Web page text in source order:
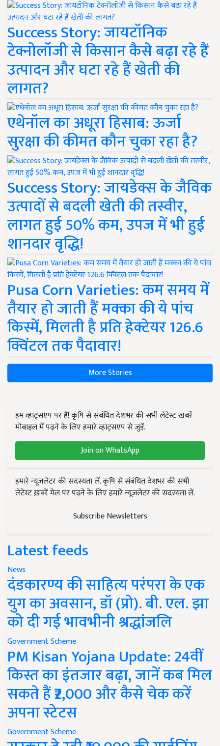
Success Story: जायटॉनिक
टेक्नोलॉजी से किसान कैसे बढ़ा रहे हैं
उत्पादन और घटा रहे हैं खेती की
लागत?
एथेनॉल का अधूरा हिसाब: ऊर्जा
सुरक्षा की कीमत कौन चुका रहा है?
Success Story: जायडेक्स के जैविक
उत्पादों से बदली खेती की तस्वीर,
लागत हुई 50% कम, उपज में भी हुई
शानदार वृद्धि!
Pusa Corn Varieties: कम समय में
तैयार हो जाती हैं मक्का की ये पांच
किस्में, मिलती है प्रति हेक्टेयर 126.6
क्विंटल तक पैदावार!
More Stories
हम व्हाट्सएप पर हैं! कृषि से संबंधित देशभर की सभी लेटेस्ट ख़बरें
मोबाइल में पढ़ने के लिए हमारे व्हाट्सएप से जुड़ें.
Join on WhatsApp
हमारे न्यूज़लेटर की सदस्यता लें. कृषि से संबंधित देशभर की सभी
लेटेस्ट ख़बरें मेल पर पढ़ने के लिए हमारे न्यूज़लेटर की सदस्यता लें.
Subscribe Newsletters
Latest feeds
News
दंडकारण्य की साहित्य परंपरा के एक
युग का अवसान, डॉ (प्रो). बी. एल. झा
को दी गई भावभीनी श्रद्धांजलि
Government Scheme
PM Kisan Yojana Update: 24वीं
किस्त का इंतजार बढ़ा, जानें कब मिल
सकते हैं ₹2,000 और कैसे चेक करें
अपना स्टेटस
Government Scheme